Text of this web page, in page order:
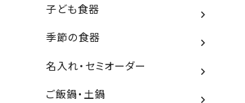
子ども食器
季節の食器
名入れ・セミオーダー
ご飯鍋・土鍋